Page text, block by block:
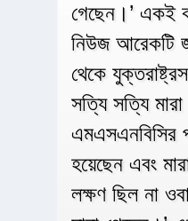
গেছেন।’ একই
নিউজ আরেকটি
থেকে
সত্যি সত্যি
এমএসএনবিসির
হয়েছেন এবং
লক্ষণ ছিল না